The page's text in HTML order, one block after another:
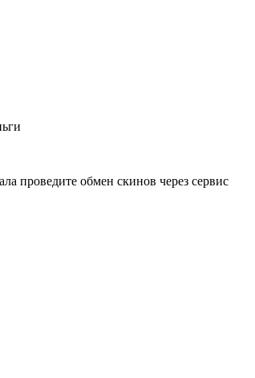
проведите обмен скинов через сервис